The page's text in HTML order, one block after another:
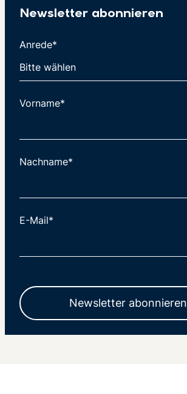
Newsletter abonnieren
Anrede*
Vorname*
Nachname*
E-Mail*
Newsletter abonnieren